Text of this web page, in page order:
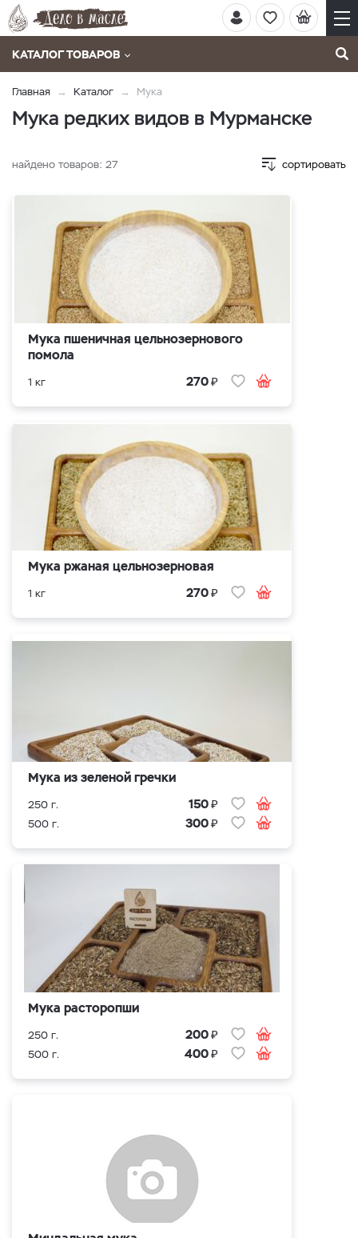
КАТАЛОГ ТОВАРОВ
Главная Каталог Мука
Мука редких видов в Мурманске
найдено товаров: 27 сортировать
Мука пшеничная цельнозернового
помола
1 кг 270₽
Мука ржаная цельнозерновая
1 кг 270₽
Мука из зеленой гречки
250 г. 150₽
500 г. 300₽
Мука расторопши
250 г. 200₽
500 г. 400₽